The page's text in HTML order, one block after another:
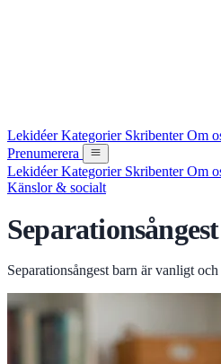
LekidéerKategorier SkribenterOm
Prenumerera
LekidéerKategorier SkribenterOm
Känslor & socialt
Separationsångest barn är vanligt